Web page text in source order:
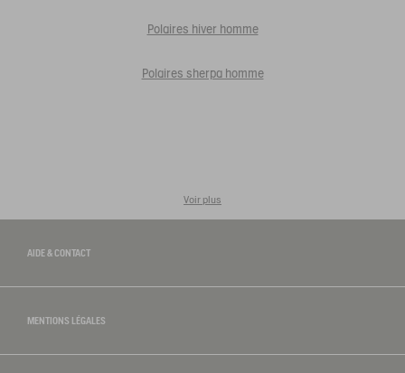
Polaires hiver homme
Polaires sherpa homme
Voir plus
AIDE & CONTACT
MENTIONS LÉGALES